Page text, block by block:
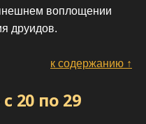
воплощении
друидов.
к содержанию ↑
20 по 29